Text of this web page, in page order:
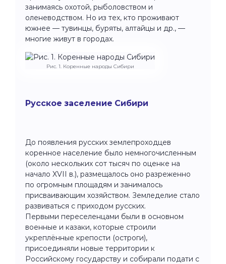
занимаясь охотой, рыболовством и
оленеводством. Но из тех, кто проживают
южнее — тувинцы, буряты, алтайцы и др., —
многие живут в городах.
Рис. 1. Коренные народы Сибири
Русское заселение Сибири
До появления русских землепроходцев
коренное население было немногочисленным
(около нескольких сот тысяч по оценке на
начало XVII в.), размещалось оно разреженно
по огромным площадям и занималось
присваивающим хозяйством. Земледелие стало
развиваться с приходом русских.
Первыми переселенцами были в основном
военные и казаки, которые строили
укреплённые крепости (остроги),
присоединяли новые территории к
Российскому государству и собирали подати с